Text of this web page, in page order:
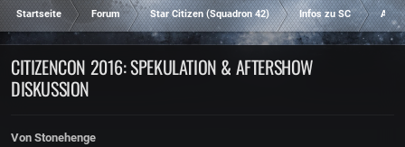
Startseite Forum Star Citizen (Squadron 42) Infos zu SC
CITIZENCON 2016: SPEKULATION & AFTERSHOW
DISKUSSION
Von Stonehenge